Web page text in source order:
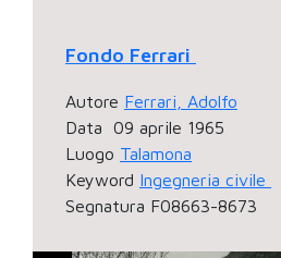
Fondo Ferrari
Autore Ferrari, Adolfo
Data 09 aprile 1965
Luogo Talamona
Keyword Ingegneria civile
Segnatura F08663-8673